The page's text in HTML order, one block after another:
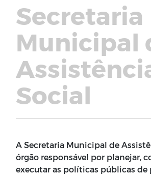
Secretaria
Municipal
Social
A Secretaria Municipal de
órgão responsável por planejar,
executar as políticas públicas de